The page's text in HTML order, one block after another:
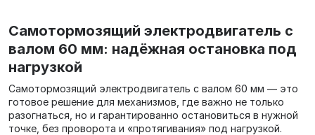
Самотормозящий электродвигатель с
валом 60 мм: надёжная остановка под
нагрузкой
Самотормозящий электродвигатель с валом 60 мм — это
готовое решение для механизмов, где важно не только
разогнаться, но и гарантированно остановиться в нужной
точке, без проворота и «протягивания» под нагрузкой.